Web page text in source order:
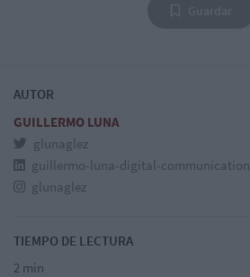
AUTOR
GUILLERMO LUNA
glunaglez
guillermo-luna-digital-communication
glunaglez
TIEMPO DE LECTURA
2 min